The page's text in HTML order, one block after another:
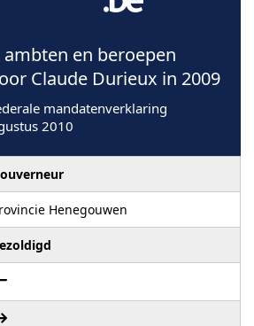
en beroepen
Claude Durieux in 2009
mandatenverklaring
2010
Henegouwen